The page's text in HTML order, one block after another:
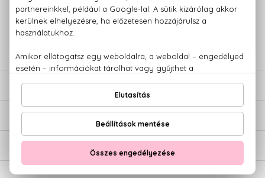
Kérdésed van, elakadtál? Hívd ügyfélszolgálatunkat:
779 1926
LEÍRÁS
ÉRTÉKELÉSEK (0)
SZÁLLÍTÁS